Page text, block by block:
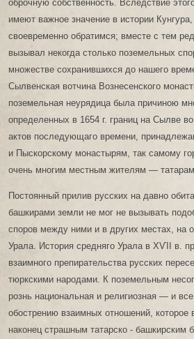
оброчную собственность. Вследствие
имеют важное значение в истории
своевременно обратимся; вместе с тем
вызывал некогда столько поземельных
множестве сохранившихся до нашего
Сылвенская вотчина Вознесенского
поземельная неурядица была причиною
определенных в 1654 г. границ на Сылве
актов последующаго времени,
и Пыскорскому монастырям, так самому
очень многим местным жителям — татарам
Постоянный прилив русских на давно
башкирами земли не мог не вызывать
споров между ними и в других местах, на
Урала. История средняго Урала в ХѴІІ в.
взаимного препирательства русских
тюркскими народами. К поземельным
рознь национальная и религиозная — и
обострению взаимных отношений, которое
наконец страшным татарско - башкирским